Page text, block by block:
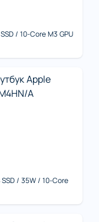
/ 10-Core M3 GPU
/ 35W / 10-Core